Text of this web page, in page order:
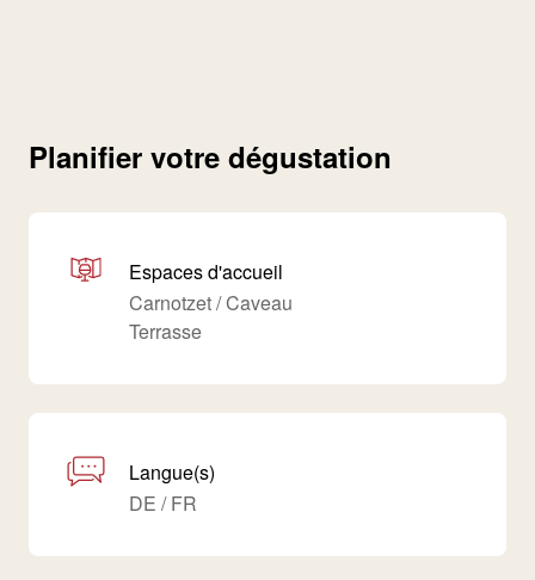
Planifier votre dégustation
Espaces d'accueil
Carnotzet / Caveau
Terrasse
Langue(s)
DE / FR